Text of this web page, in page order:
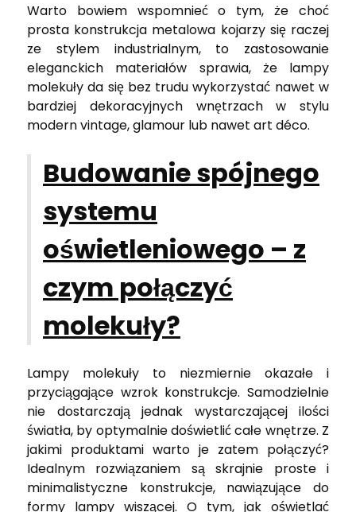
Warto bowiem wspomnieć o tym, że choć
prosta konstrukcja metalowa kojarzy się raczej
ze stylem industrialnym, to zastosowanie
eleganckich materiałów sprawia, że lampy
molekuły da się bez trudu wykorzystać nawet w
bardziej dekoracyjnych wnętrzach w stylu
modern vintage, glamour lub nawet art déco.
Budowanie spójnego
systemu
oświetleniowego – z
czym połączyć
molekuły?
Lampy molekuły to niezmiernie okazałe i
przyciągające wzrok konstrukcje. Samodzielnie
nie dostarczają jednak wystarczającej ilości
światła, by optymalnie doświetlić całe wnętrze. Z
jakimi produktami warto je zatem połączyć?
Idealnym rozwiązaniem są skrajnie proste i
minimalistyczne konstrukcje, nawiązujące do
formy lampy wiszącej. O tym, jak oświetlać